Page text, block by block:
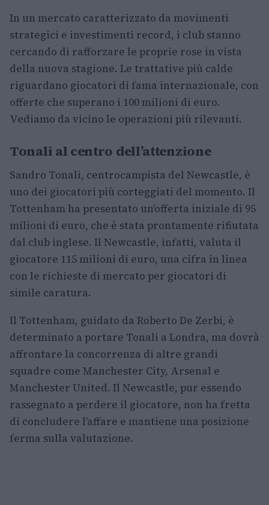
In un mercato caratterizzato da movimenti
strategici e investimenti record, i club stanno
cercando di rafforzare le proprie rose in vista
della nuova stagione. Le trattative più calde
riguardano giocatori di fama internazionale, con
offerte che superano i 100 milioni di euro.
Vediamo da vicino le operazioni più rilevanti.
Tonali al centro dell’attenzione
Sandro Tonali, centrocampista del Newcastle, è
uno dei giocatori più corteggiati del momento. Il
Tottenham ha presentato un’offerta iniziale di 95
milioni di euro, che è stata prontamente rifiutata
dal club inglese. Il Newcastle, infatti, valuta il
giocatore 115 milioni di euro, una cifra in linea
con le richieste di mercato per giocatori di
simile caratura.
Il Tottenham, guidato da Roberto De Zerbi, è
determinato a portare Tonali a Londra, ma dovrà
affrontare la concorrenza di altre grandi
squadre come Manchester City, Arsenal e
Manchester United. Il Newcastle, pur essendo
rassegnato a perdere il giocatore, non ha fretta
di concludere l’affare e mantiene una posizione
ferma sulla valutazione.